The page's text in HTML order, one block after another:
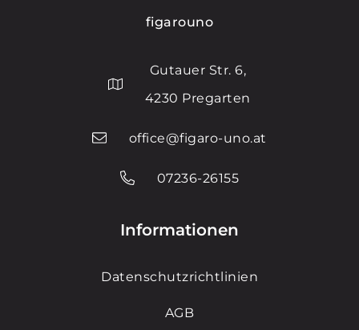
figarouno
Gutauer Str. 6,
4230 Pregarten
office@figaro-uno.at
07236-26155
Informationen
Datenschutzrichtlinien
AGB